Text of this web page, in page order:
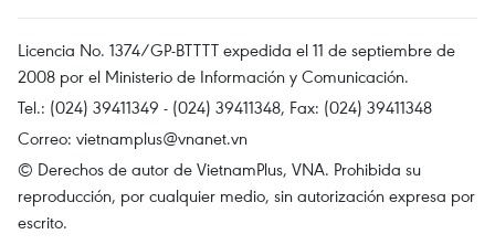
Licencia No. 1374/GP-BTTTT expedida el 11 de septiembre de
2008 por el Ministerio de Información y Comunicación.
Tel.: (024) 39411349 - (024) 39411348, Fax: (024) 39411348
Correo: vietnamplus@vnanet.vn
© Derechos de autor de VietnamPlus, VNA. Prohibida su
reproducción, por cualquier medio, sin autorización expresa por
escrito.